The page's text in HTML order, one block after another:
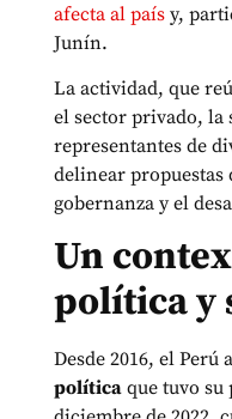
afecta al país y,
Junín.
La actividad, que
el sector privado, la
representantes de
delinear propuestas
gobernanza y el
Un
política y
Desde 2016, el Perú
política que tuvo su